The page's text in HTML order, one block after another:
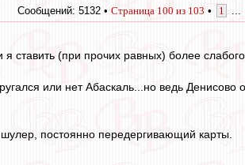
Сообщений: 5132 • Страница 100 из 103 • 1
ставить (при прочих равных) более
или нет Абаскаль...но ведь Денисово
шулер, постоянно передергивающий карты.